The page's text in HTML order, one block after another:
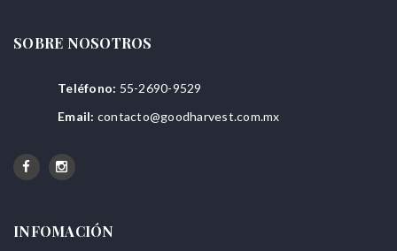
SOBRE NOSOTROS
Teléfono: 55-2690-9529
Email: contacto@goodharvest.com.mx
INFOMACIÓN